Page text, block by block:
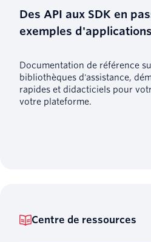
Des API aux SDK en
exemples d'applications
Documentation de référence
bibliothèques d'assistance,
rapides et didacticiels pour
votre plateforme.
Centre de ressources